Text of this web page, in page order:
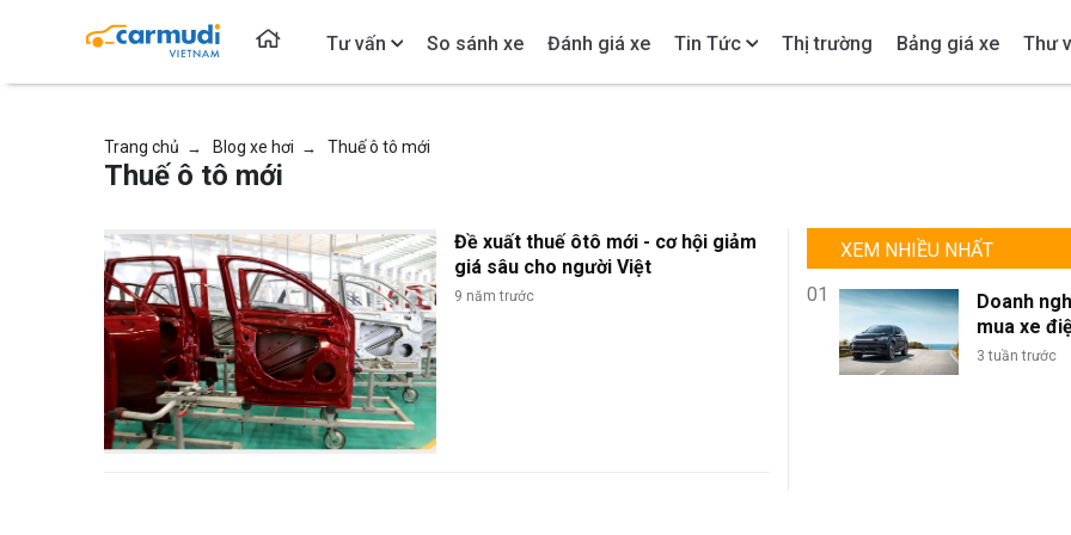
Tư vấn So sánh xe Đánh giá xe Tin Tức Thị trường Bảng giá xe Thư
Trang chủ → Blog xe hơi → Thuế ô tô mới
Thuế ô tô mới
Đề xuất thuế ôtô mới - cơ hội giảm
giá sâu cho người Việt
9 năm trước
XEM NHIỀU NHẤT
01
Doanh
mua xe
lượng lớn:
3 tuần trước